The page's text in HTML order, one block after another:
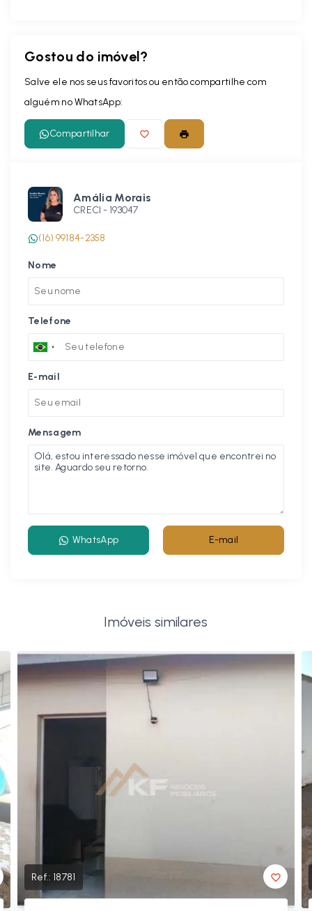
Gostou do imóvel?
Salve ele nos seus favoritos ou então compartilhe com
alguém no WhatsApp:
Compartilhar
Amália Morais
CRECI - 193047
(16) 99184-2358
Nome
Telefone
E-mail
Mensagem
WhatsApp E-mail
Imóveis similares
Ref.: 18781